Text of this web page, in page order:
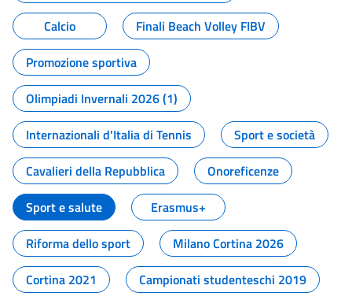
Calcio
Finali Beach Volley FIBV
Promozione sportiva
Olimpiadi Invernali 2026 (1)
Internazionali d'Italia di Tennis
Sport e società
Cavalieri della Repubblica
Onoreficenze
Sport e salute
Erasmus+
Riforma dello sport
Milano Cortina 2026
Cortina 2021
Campionati studenteschi 2019